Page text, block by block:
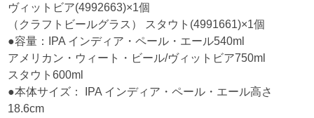
ヴィットビア(4992663)×1個
（クラフトビールグラス） スタウト(4991661)×1個
●容量：IPA インディア・ペール・エール540ml
アメリカン・ウィート・ビール/ヴィットビア750ml
スタウト600ml
●本体サイズ： IPA インディア・ペール・エール高さ
18.6cm